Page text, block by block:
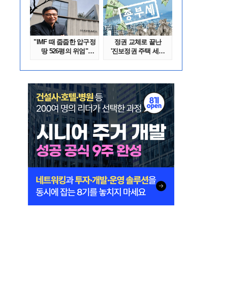
"IMF 때 줍줍한 압구정
땅 526평의 위엄"
정권 교체로 끝난
'진보정권 주택 세금